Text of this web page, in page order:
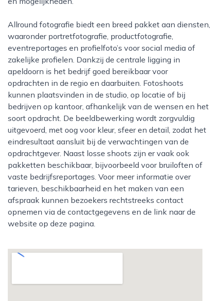
Allround fotografie biedt een breed pakket aan diensten,
waaronder portretfotografie, productfotografie,
eventreportages en profielfoto’s voor social media of
zakelijke profielen. Dankzij de centrale ligging in
apeldoorn is het bedrijf goed bereikbaar voor
opdrachten in de regio en daarbuiten. Fotoshoots
kunnen plaatsvinden in de studio, op locatie of bij
bedrijven op kantoor, afhankelijk van de wensen en het
soort opdracht. De beeldbewerking wordt zorgvuldig
uitgevoerd, met oog voor kleur, sfeer en detail, zodat het
eindresultaat aansluit bij de verwachtingen van de
opdrachtgever. Naast losse shoots zijn er vaak ook
pakketten beschikbaar, bijvoorbeeld voor bruiloften of
vaste bedrijfsreportages. Voor meer informatie over
tarieven, beschikbaarheid en het maken van een
afspraak kunnen bezoekers rechtstreeks contact
opnemen via de contactgegevens en de link naar de
website op deze pagina.